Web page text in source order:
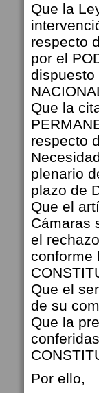
Que la
respecto
por el
dispuesto
Que la
respecto
plenario
plazo de
Que el
Cámaras
el
conforme
Que el
de su
Que la
Por ello,